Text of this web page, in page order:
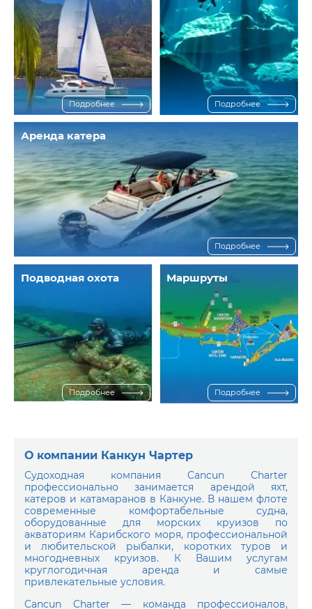
Подробнее Подробнее
Аренда катера
Подробнее
Подводная охота
Подробнее
Маршруты
Подробнее
О компании Канкун Чартер
Судоходная компания Cancun Charter
профессионально занимается арендой яхт,
катеров и катамаранов в Канкуне. В нашем флоте
современные комфортабельные судна,
оборудованные для морских круизов по
акваториям Карибского моря, профессиональной
и любительской рыбалки, коротких туров и
многодневных круизов. К Вашим услугам
круглогодичная аренда и самые
привлекательные условия.
Cancun Charter — команда профессионалов,